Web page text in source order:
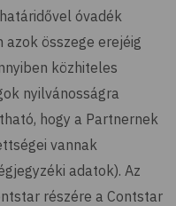
óvadék
összege erejéig
közhiteles
nyilvánosságra
hogy a Partnernek
vannak
adatok). Az
részére a Contstar